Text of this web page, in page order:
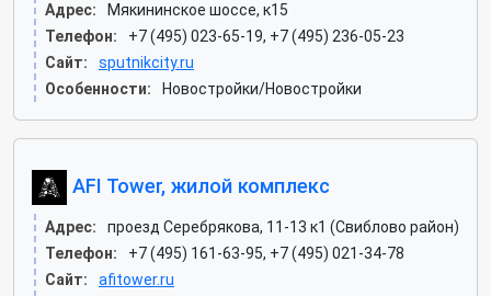
Адрес:
Мякининское шоссе, к15
Телефон:
+7 (495) 023-65-19, +7 (495) 236-05-23
Сайт:
sputnikcity.ru
Особенности:
Новостройки/Новостройки
AFI Tower, жилой комплекс
Адрес:
проезд Серебрякова, 11-13 к1 (Свиблово район)
Телефон:
+7 (495) 161-63-95, +7 (495) 021-34-78
Сайт:
afitower.ru